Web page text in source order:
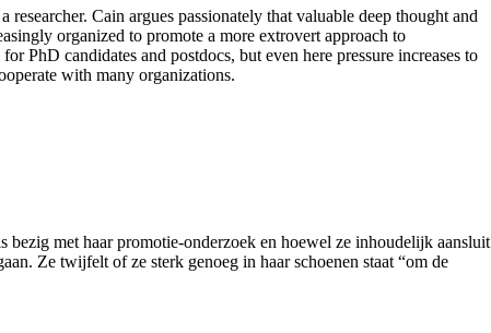
Cain argues passionately that valuable deep thought and
organized to promote a more extrovert approach to
PhD candidates and postdocs, but even here pressure increases to
with many organizations.
met haar promotie-onderzoek en hoewel ze inhoudelijk aansluit
Ze twijfelt of ze sterk genoeg in haar schoenen staat “om de